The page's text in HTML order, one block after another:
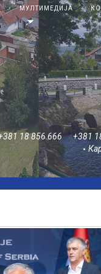
МУЛТИМЕДИЈА
arrow_drop_down
18 856 666 +381